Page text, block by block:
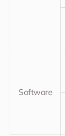
Software